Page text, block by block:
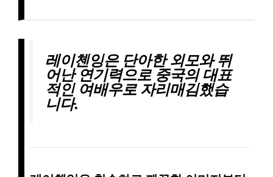
레이첸잉은 단아한 외모와 뛰
어난 연기력으로 중국의 대표
적인 여배우로 자리매김했습
니다.